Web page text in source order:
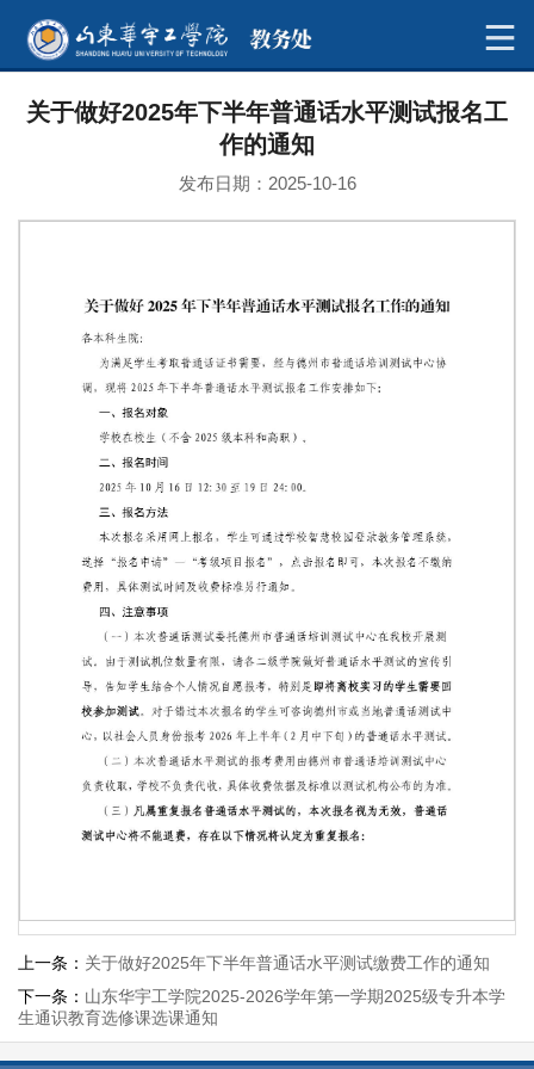
关于做好2025年下半年普通话水平测试报名工
作的通知
发布日期：2025-10-16
第 1 页
上一条： 关于做好2025年下半年普通话水平测试缴费工作的通知
下一条： 山东华宇工学院2025-2026学年第一学期2025级专升本学
生通识教育选修课选课通知